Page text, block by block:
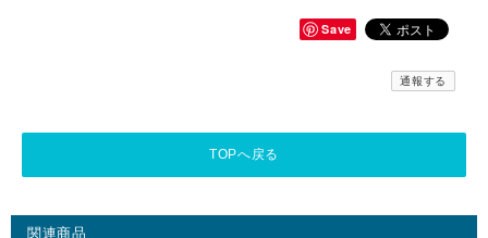
Save
通報する
TOPへ戻る
関連商品